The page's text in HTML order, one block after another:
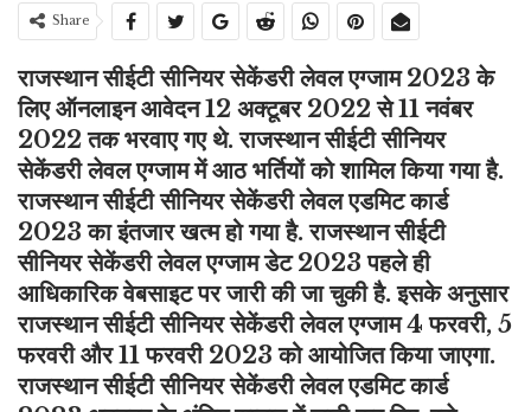
Share
राजस्थान सीईटी सीनियर सेकेंडरी लेवल एग्जाम 2023 के
लिए ऑनलाइन आवेदन 12 अक्टूबर 2022 से 11 नवंबर
2022 तक भरवाए गए थे. राजस्थान सीईटी सीनियर
सेकेंडरी लेवल एग्जाम में आठ भर्तियों को शामिल किया गया है.
राजस्थान सीईटी सीनियर सेकेंडरी लेवल एडमिट कार्ड
2023 का इंतजार खत्म हो गया है. राजस्थान सीईटी
सीनियर सेकेंडरी लेवल एग्जाम डेट 2023 पहले ही
आधिकारिक वेबसाइट पर जारी की जा चुकी है. इसके अनुसार
राजस्थान सीईटी सीनियर सेकेंडरी लेवल एग्जाम 4 फरवरी, 5
फरवरी और 11 फरवरी 2023 को आयोजित किया जाएगा.
राजस्थान सीईटी सीनियर सेकेंडरी लेवल एडमिट कार्ड